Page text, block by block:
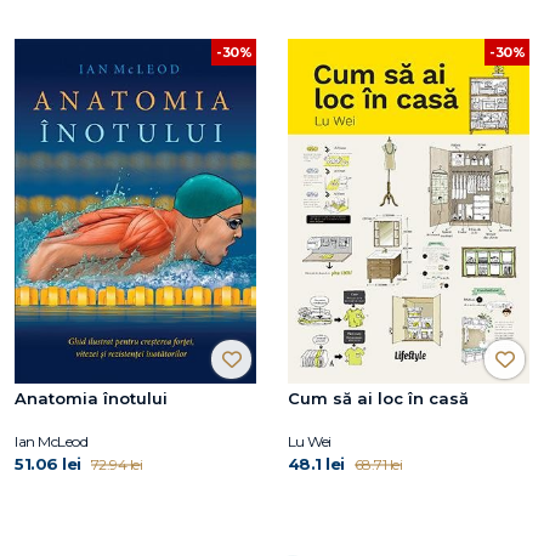
-30%
Anatomia înotului
Ian McLeod
51.06 lei 72.94 lei
-30%
Cum să ai loc în casă
Lu Wei
48.1 lei 68.71 lei